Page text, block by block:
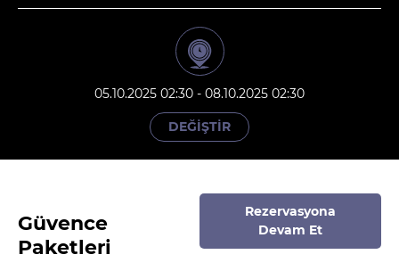
05.10.2025 02:30 - 08.10.2025 02:30
DEĞİŞTİR
Güvence
Paketleri
Rezervasyona
Devam Et